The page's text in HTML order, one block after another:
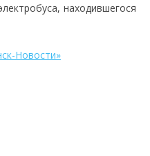
находившегося
Новости»